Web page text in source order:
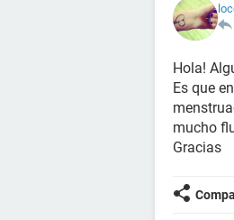
Hola!
Es que
mucho
Gracias